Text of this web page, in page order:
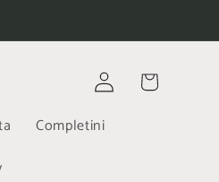
Completini
Accedi Carrello